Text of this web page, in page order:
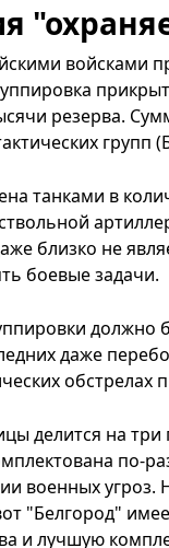
войсками
резерва.
групп
танками в
близко не
боевые задачи.
должно
даже
обстрелах
делится на
по-
военных
"Белгород"
и лучшую